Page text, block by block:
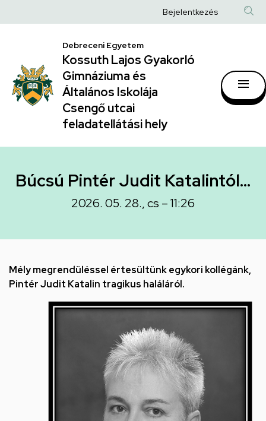
Pintér
Katalintól…
Kossuth
Gyakorló
Gimnáziuma
és
Általános
utcai
feladatellátási
a
Anonim
fiók
Bejelentkezés
Debreceni Egyetem
Kossuth Lajos Gyakorló
Gimnáziuma és
Általános Iskolája
Csengő utcai
feladatellátási hely
Búcsú Pintér Judit Katalintól…
2026. 05. 28., cs – 11:26
Mély megrendüléssel értesültünk egykori kollégánk,
Pintér Judit Katalin tragikus haláláról.